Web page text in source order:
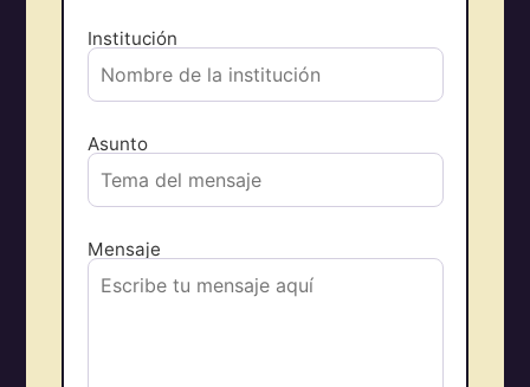
Institución
Asunto
Mensaje